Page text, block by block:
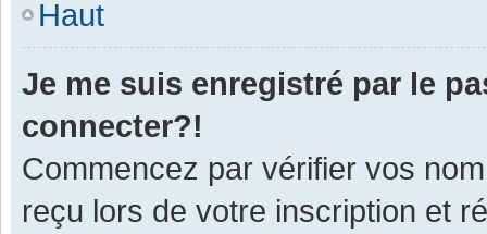
Haut
Je me suis enregistré par le
connecter?!
Commencez par vérifier vos
reçu lors de votre inscription et